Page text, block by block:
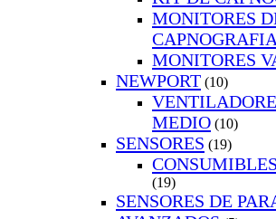
MONITORES
CAPNOGRAFIA
MONITORES
NEWPORT (10)
MEDIO (10)
SENSORES (19)
(19)
SENSORES DE